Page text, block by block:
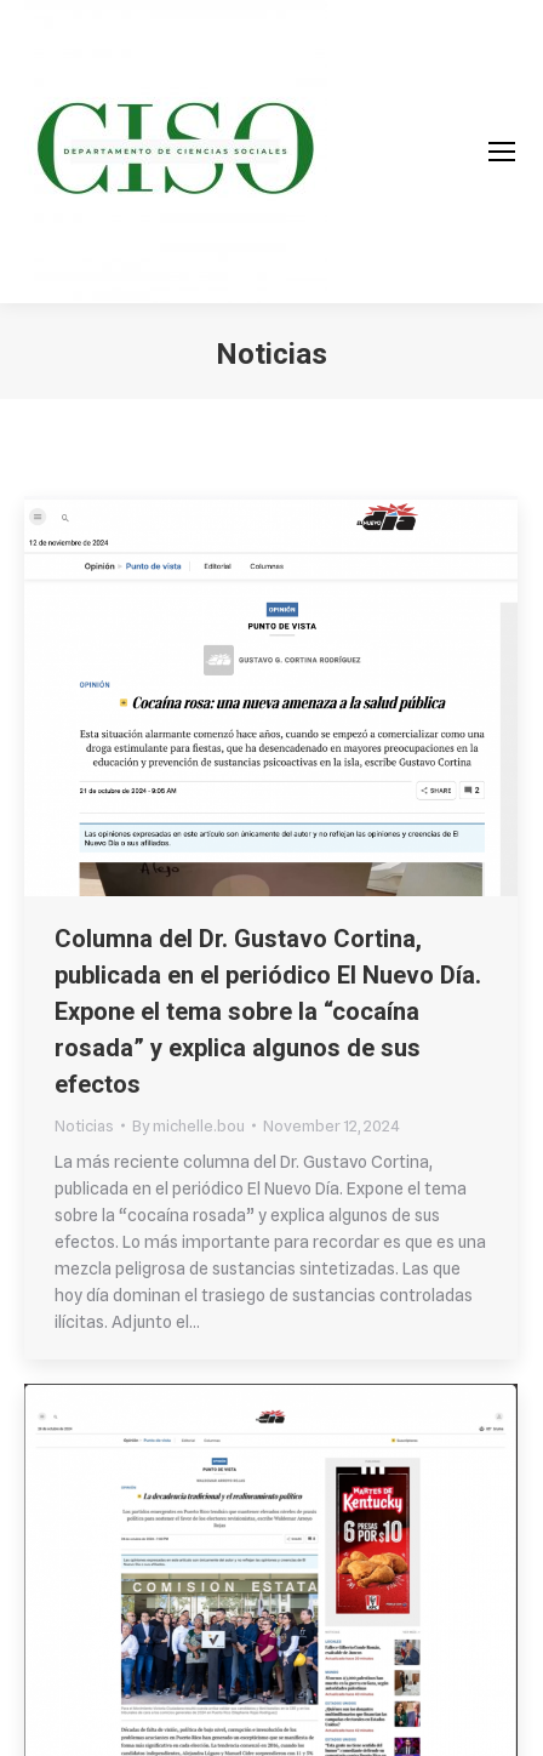
Noticias
Columna del Dr. Gustavo Cortina,
publicada en el periódico El Nuevo Día.
Expone el tema sobre la “cocaína
rosada” y explica algunos de sus
efectos
Noticias Bymichelle.bou
November 12, 2024
La más reciente columna del Dr. Gustavo Cortina,
publicada en el periódico El Nuevo Día. Expone el tema
sobre la “cocaína rosada” y explica algunos de sus
efectos. Lo más importante para recordar es que es una
mezcla peligrosa de sustancias sintetizadas. Las que
hoy día dominan el trasiego de sustancias controladas
ilícitas. Adjunto el…